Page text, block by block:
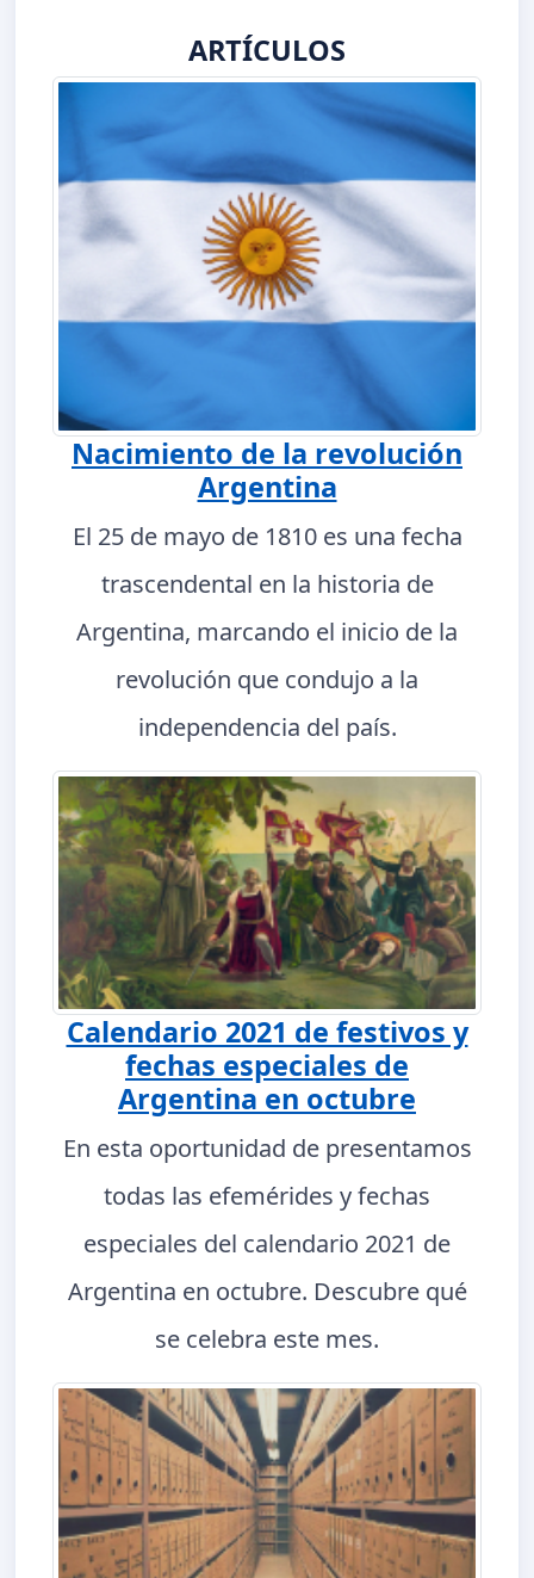
ARTÍCULOS
Nacimiento de la revolución
Argentina
El 25 de mayo de 1810 es una fecha
trascendental en la historia de
Argentina, marcando el inicio de la
revolución que condujo a la
independencia del país.
Calendario 2021 de festivos y
fechas especiales de
Argentina en octubre
En esta oportunidad de presentamos
todas las efemérides y fechas
especiales del calendario 2021 de
Argentina en octubre. Descubre qué
se celebra este mes.